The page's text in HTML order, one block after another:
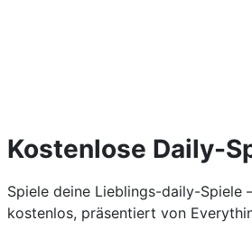
Kostenlose Daily-
Spiele deine Lieblings-daily-Spiele
kostenlos, präsentiert von